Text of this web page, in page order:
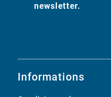
newsletter.
Informations